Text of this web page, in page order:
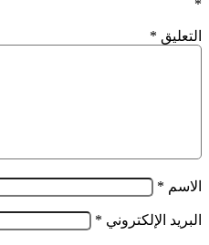
*
التعليق *
الاسم *
البريد الإلكتروني *